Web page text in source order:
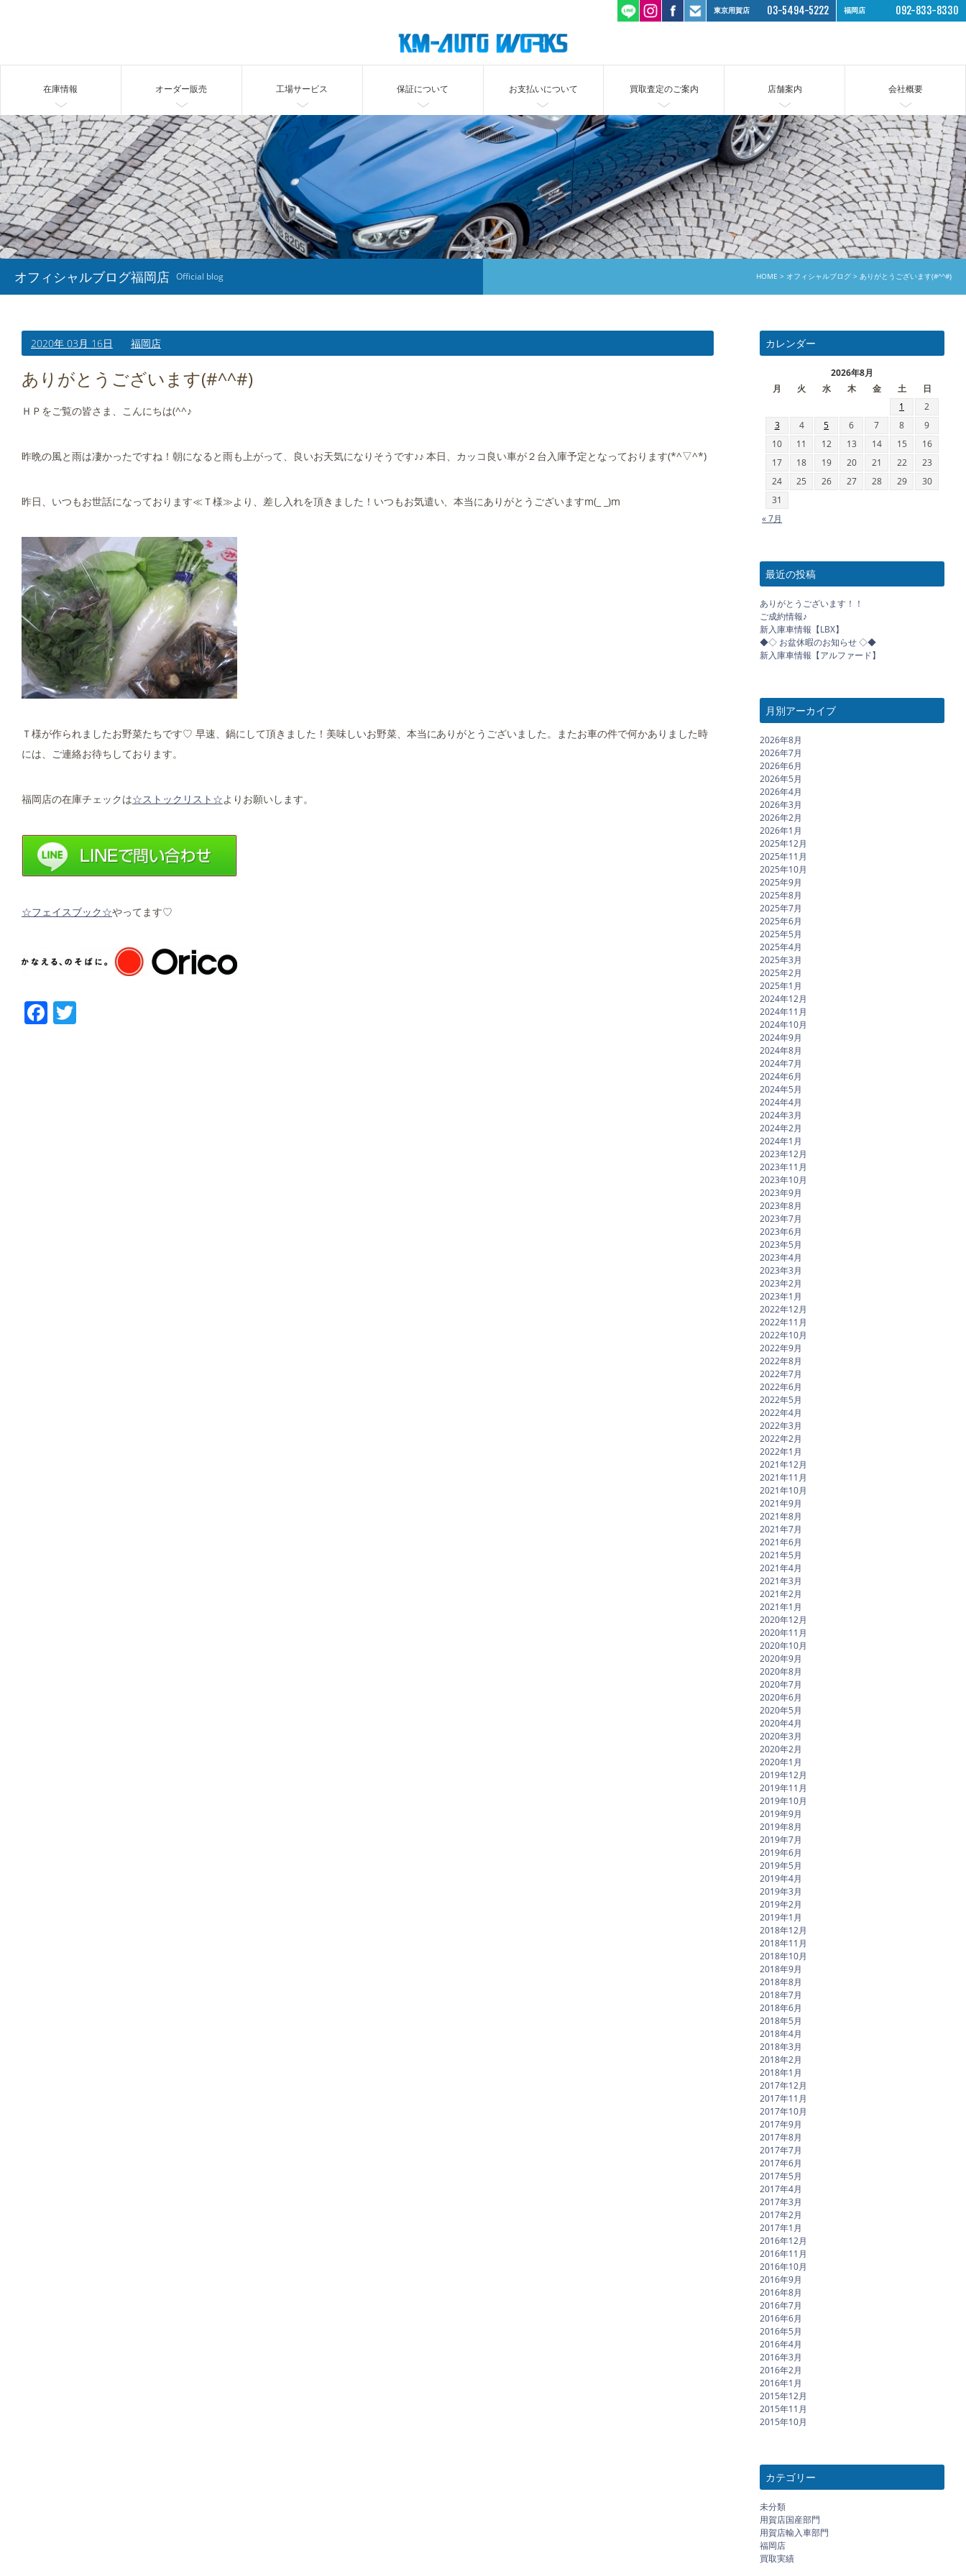
東京用賀店 03-5494-5222 福岡店 092-833-8330
在庫情報 オーダー販売 工場サービス 保証について お支払いについて 買取査定のご案内 店舗案内 会社概要
オフィシャルブログ福岡店 Official blog HOME オフィシャルブログ ありがとうございます(#^^#)
2020年 03月 16日 福岡店
ありがとうございます(#^^#)
ＨＰをご覧の皆さま、こんにちは(^^♪
昨晩の風と雨は凄かったですね！朝になると雨も上がって、良いお天気になりそうです♪♪ 本日、カッコ良い車が２台入庫予定となっております(*^▽^*)
昨日、いつもお世話になっております≪Ｔ様≫より、差し入れを頂きました！いつもお気遣い、本当にありがとうございますm(_ _)m
Ｔ様が作られましたお野菜たちです♡ 早速、鍋にして頂きました！美味しいお野菜、本当にありがとうございました。またお車の件で何かありました時
には、ご連絡お待ちしております。
福岡店の在庫チェックは☆ストックリスト☆よりお願いします。
☆フェイスブック☆やってます♡
Facebook
カレンダー
2026年8月
月
火 水 木 金 土
日
1
2
3
4 5 6 7 8
9
10
11 12 13 14 15
16
17
18 19 20 21 22
23
24
25 26 27 28 29
30
31
« 7月
最近の投稿
ありがとうございます！！
ご成約情報♪
新入庫車情報【LBX】
◆◇ お盆休暇のお知らせ ◇◆
新入庫車情報【アルファード】
月別アーカイブ
2026年8月
2026年7月
2026年6月
2026年5月
2026年4月
2026年3月
2026年2月
2026年1月
2025年12月
2025年11月
2025年10月
2025年9月
2025年8月
2025年7月
2025年6月
2025年5月
2025年4月
2025年3月
2025年2月
2025年1月
2024年12月
2024年11月
2024年10月
2024年9月
2024年8月
2024年7月
2024年6月
2024年5月
2024年4月
2024年3月
2024年2月
2024年1月
2023年12月
2023年11月
2023年10月
2023年9月
2023年8月
2023年7月
2023年6月
2023年5月
2023年4月
2023年3月
2023年2月
2023年1月
2022年12月
2022年11月
2022年10月
2022年9月
2022年8月
2022年7月
2022年6月
2022年5月
2022年4月
2022年3月
2022年2月
2022年1月
2021年12月
2021年11月
2021年10月
2021年9月
2021年8月
2021年7月
2021年6月
2021年5月
2021年4月
2021年3月
2021年2月
2021年1月
2020年12月
2020年11月
2020年10月
2020年9月
2020年8月
2020年7月
2020年6月
2020年5月
2020年4月
2020年3月
2020年2月
2020年1月
2019年12月
2019年11月
2019年10月
2019年9月
2019年8月
2019年7月
2019年6月
2019年5月
2019年4月
2019年3月
2019年2月
2019年1月
2018年12月
2018年11月
2018年10月
2018年9月
2018年8月
2018年7月
2018年6月
2018年5月
2018年4月
2018年3月
2018年2月
2018年1月
2017年12月
2017年11月
2017年10月
2017年9月
2017年8月
2017年7月
2017年6月
2017年5月
2017年4月
2017年3月
2017年2月
2017年1月
2016年12月
2016年11月
2016年10月
2016年9月
2016年8月
2016年7月
2016年6月
2016年5月
2016年4月
2016年3月
2016年2月
2016年1月
2015年12月
2015年11月
2015年10月
カテゴリー
未分類
用賀店国産部門
用賀店輸入車部門
福岡店
買取実績